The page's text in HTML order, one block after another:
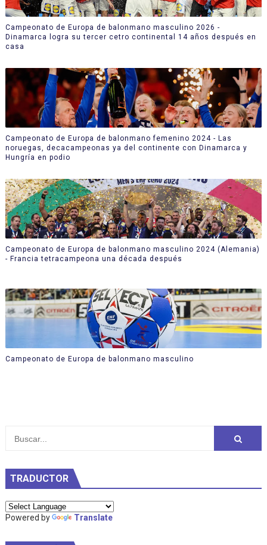
Campeonato de Europa de balonmano masculino 2026 -
Dinamarca logra su tercer cetro continental 14 años después en
casa
Campeonato de Europa de balonmano femenino 2024 - Las
noruegas, decacampeonas ya del continente con Dinamarca y
Hungría en podio
Campeonato de Europa de balonmano masculino 2024 (Alemania)
- Francia tetracampeona una década después
Campeonato de Europa de balonmano masculino
TRADUCTOR
Powered by Translate